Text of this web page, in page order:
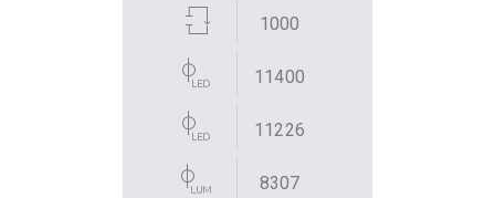
1000
11400
11226
8307